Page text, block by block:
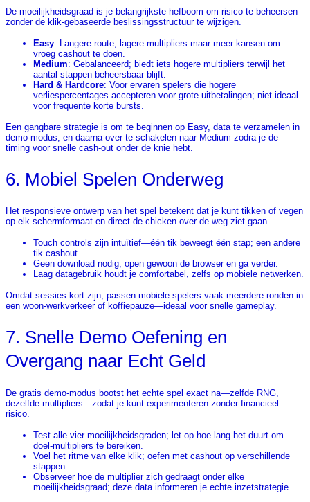
De moeilijkheidsgraad is je belangrijkste hefboom om risico te beheersen
zonder de klik‑gebaseerde beslissingsstructuur te wijzigen.
Easy: Langere route; lagere multipliers maar meer kansen om
vroeg cashout te doen.
Medium: Gebalanceerd; biedt iets hogere multipliers terwijl het
aantal stappen beheersbaar blijft.
Hard & Hardcore: Voor ervaren spelers die hogere
verliespercentages accepteren voor grote uitbetalingen; niet ideaal
voor frequente korte bursts.
Een gangbare strategie is om te beginnen op Easy, data te verzamelen in
demo-modus, en daarna over te schakelen naar Medium zodra je de
timing voor snelle cash-out onder de knie hebt.
6. Mobiel Spelen Onderweg
Het responsieve ontwerp van het spel betekent dat je kunt tikken of vegen
op elk schermformaat en direct de chicken over de weg ziet gaan.
Touch controls zijn intuïtief—één tik beweegt één stap; een andere
tik cashout.
Geen download nodig; open gewoon de browser en ga verder.
Laag datagebruik houdt je comfortabel, zelfs op mobiele netwerken.
Omdat sessies kort zijn, passen mobiele spelers vaak meerdere ronden in
een woon-werkverkeer of koffiepauze—ideaal voor snelle gameplay.
7. Snelle Demo Oefening en
Overgang naar Echt Geld
De gratis demo-modus bootst het echte spel exact na—zelfde RNG,
dezelfde multipliers—zodat je kunt experimenteren zonder financieel
risico.
Test alle vier moeilijkheidsgraden; let op hoe lang het duurt om
doel-multipliers te bereiken.
Voel het ritme van elke klik; oefen met cashout op verschillende
stappen.
Observeer hoe de multiplier zich gedraagt onder elke
moeilijkheidsgraad; deze data informeren je echte inzetstrategie.